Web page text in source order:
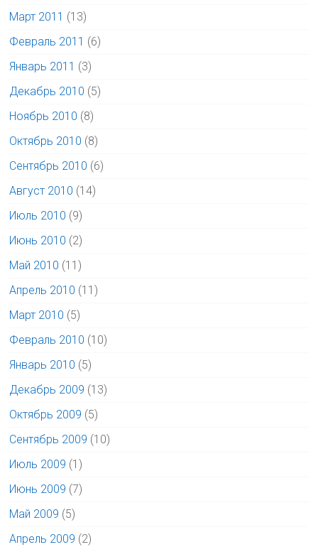
Март 2011 (13)
Февраль 2011 (6)
Январь 2011 (3)
Декабрь 2010 (5)
Ноябрь 2010 (8)
Октябрь 2010 (8)
Сентябрь 2010 (6)
Август 2010 (14)
Июль 2010 (9)
Июнь 2010 (2)
Май 2010 (11)
Апрель 2010 (11)
Март 2010 (5)
Февраль 2010 (10)
Январь 2010 (5)
Декабрь 2009 (13)
Октябрь 2009 (5)
Сентябрь 2009 (10)
Июль 2009 (1)
Июнь 2009 (7)
Май 2009 (5)
Апрель 2009 (2)